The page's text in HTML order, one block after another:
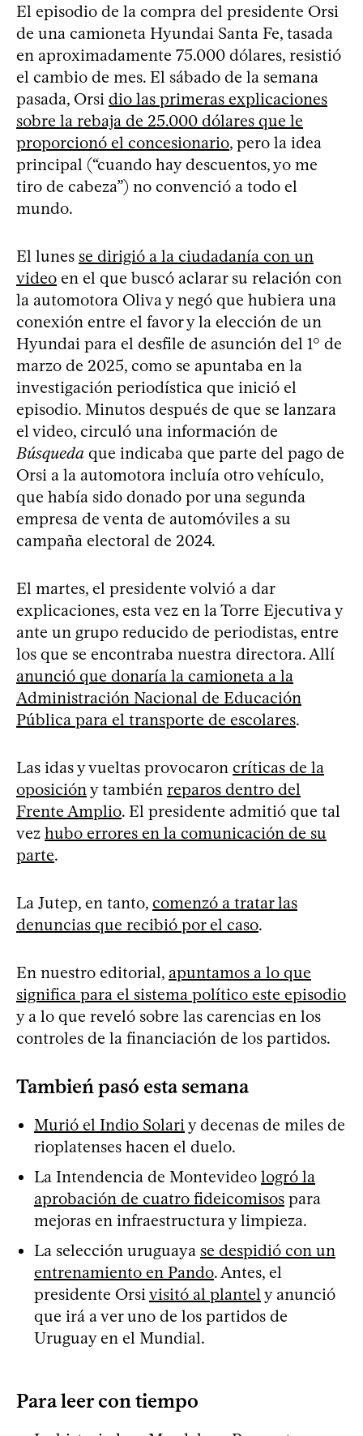
El episodio de la compra del presidente Orsi
de una camioneta Hyundai Santa Fe, tasada
en aproximadamente 75.000 dólares, resistió
el cambio de mes. El sábado de la semana
pasada, Orsi dio las primeras explicaciones
sobre la rebaja de 25.000 dólares que le
proporcionó el concesionario, pero la idea
principal (“cuando hay descuentos, yo me
tiro de cabeza”) no convenció a todo el
mundo.
El lunes se dirigió a la ciudadanía con un
video en el que buscó aclarar su relación con
la automotora Oliva y negó que hubiera una
conexión entre el favor y la elección de un
Hyundai para el desfile de asunción del 1° de
marzo de 2025, como se apuntaba en la
investigación periodística que inició el
episodio. Minutos después de que se lanzara
el video, circuló una información de
Búsqueda que indicaba que parte del pago de
Orsi a la automotora incluía otro vehículo,
que había sido donado por una segunda
empresa de venta de automóviles a su
campaña electoral de 2024.
El martes, el presidente volvió a dar
explicaciones, esta vez en la Torre Ejecutiva y
ante un grupo reducido de periodistas, entre
los que se encontraba nuestra directora. Allí
anunció que donaría la camioneta a la
Administración Nacional de Educación
Pública para el transporte de escolares.
Las idas y vueltas provocaron críticas de la
oposición y también reparos dentro del
Frente Amplio. El presidente admitió que tal
vez hubo errores en la comunicación de su
parte.
La Jutep, en tanto, comenzó a tratar las
denuncias que recibió por el caso.
En nuestro editorial, apuntamos a lo que
significa para el sistema político este episodio
y a lo que reveló sobre las carencias en los
controles de la financiación de los partidos.
Tambień pasó esta semana
Murió el Indio Solari y decenas de miles de
rioplatenses hacen el duelo.
La Intendencia de Montevideo logró la
aprobación de cuatro fideicomisos para
mejoras en infraestructura y limpieza.
La selección uruguaya se despidió con un
entrenamiento en Pando. Antes, el
presidente Orsi visitó al plantel y anunció
que irá a ver uno de los partidos de
Uruguay en el Mundial.
Para leer con tiempo